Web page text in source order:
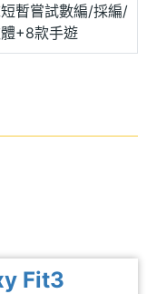
暫嘗試數編/採編/
+8款手遊
Fit3